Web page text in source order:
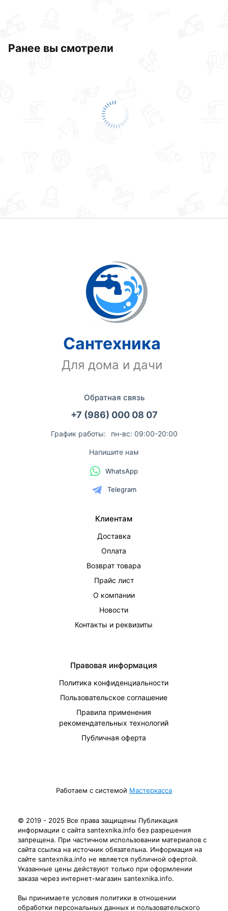
Ранее вы смотрели
Сантехника
Для дома и дачи
Обратная связь
+7 (986) 000 08 07
График работы: пн-вс: 09:00-20:00
Напишите нам
WhatsApp
Telegram
Клиентам
Доставка
Оплата
Возврат товара
Прайс лист
О компании
Новости
Контакты и реквизиты
Правовая информация
Политика конфиденциальности
Пользовательское соглашение
Правила применения
рекомендательных технологий
Публичная оферта
Работаем с системой Мастеркасса
© 2019 - 2025 Все права защищены Публикация
информации с сайта santexnika.info без разрешения
запрещена. При частичном использовании материалов с
сайта ссылка на источник обязательна. Информация на
сайте santexnika.info не является публичной офертой.
Указанные цены действуют только при оформлении
заказа через интернет-магазин santexnika.info.
Вы принимаете условия политики в отношении
обработки персональных данных и пользовательского